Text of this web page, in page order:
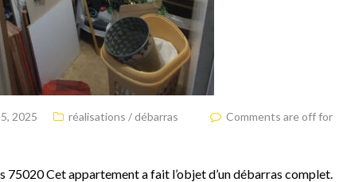
2025 réalisations / débarras
Comments are off for
75020 Cet appartement a fait l’objet d’un débarras complet.